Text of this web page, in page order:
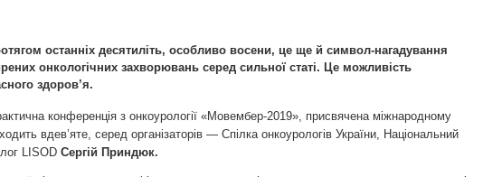
останніх десятиліть, особливо восени, це ще й символ-нагадування
онкологічних захворювань серед сильної статі. Це можливість
здоров’я.
конференція з онкоурології «Мовембер-2019», присвячена міжнародному
вдев’яте, серед організаторів — Спілка онкоурологів України, Національний
LISOD Сергій Приндюк.